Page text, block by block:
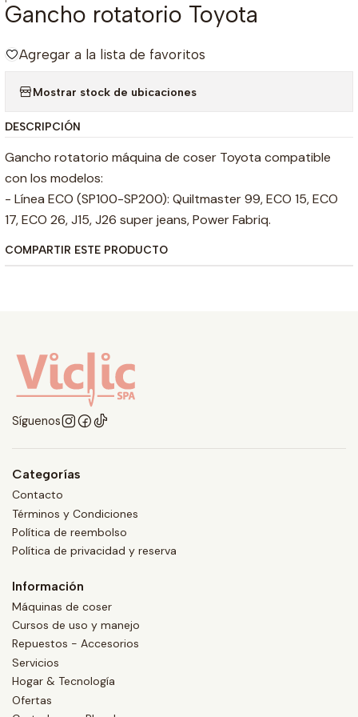
Gancho rotatorio Toyota
Agregar a la lista de favoritos
Mostrar stock de ubicaciones
DESCRIPCIÓN
Gancho rotatorio máquina de coser Toyota compatible
con los modelos:
- Línea ECO (SP100-SP200): Quiltmaster 99, ECO 15, ECO
17, ECO 26, J15, J26 super jeans, Power Fabriq.
COMPARTIR ESTE PRODUCTO
Síguenos
Categorías
Contacto
Términos y Condiciones
Política de reembolso
Política de privacidad y reserva
Información
Máquinas de coser
Cursos de uso y manejo
Repuestos - Accesorios
Servicios
Hogar & Tecnología
Ofertas